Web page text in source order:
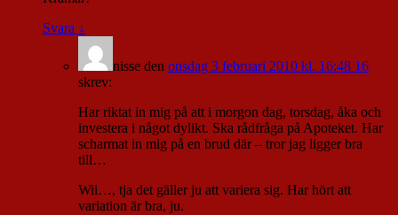
Svara ↓
nisse den onsdag 3 februari 2010 kl. 16:48 16
skrev:
Har riktat in mig på att i morgon dag, torsdag, åka och
investera i något dylikt. Ska rådfråga på Apoteket. Har
scharmat in mig på en brud där – tror jag ligger bra
till…
Wii…, tja det gäller ju att variera sig. Har hört att
variation är bra, ju.